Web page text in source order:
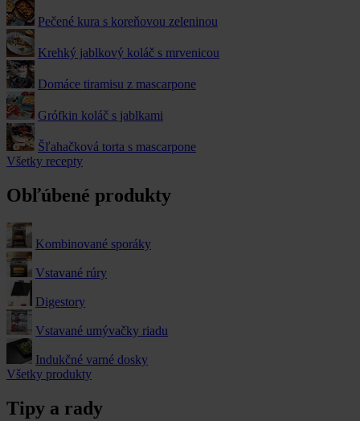
Pečené kura s koreňovou zeleninou
Krehký jablkový koláč s mrvenicou
Domáce tiramisu z mascarpone
Grófkin koláč s jablkami
Šľahačková torta s mascarpone
Všetky recepty
Obľúbené produkty
Kombinované sporáky
Vstavané rúry
Digestory
Vstavané umývačky riadu
Indukčné varné dosky
Všetky produkty
Tipy a rady